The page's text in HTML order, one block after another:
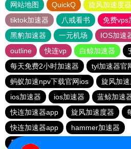
网站地图 QuickQ 旋风加速度器
tiktok加速器
八戒看书
免费vps
黑豹加速器
一元机场 IOS加速
outline
快连vp 白鲸加速器
每天免费2小时加速器
tyl加速器官
蚂蚁加速npv下载官网ios
旋风加
ios加速器
ios加速器 蓝鲸加速
快连加速器app
旋风加速度器
快连加速器app
hammer加速器
暴雪vp永久免费加速器下载官网